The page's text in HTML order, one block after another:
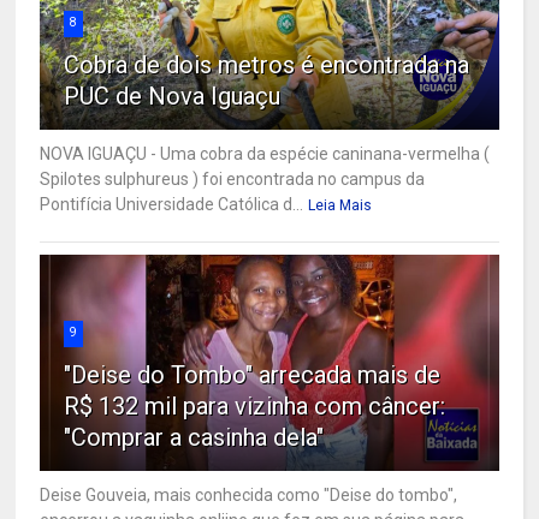
8
Cobra de dois metros é encontrada na
PUC de Nova Iguaçu
NOVA IGUAÇU - Uma cobra da espécie caninana-vermelha (
Spilotes sulphureus ) foi encontrada no campus da
Pontifícia Universidade Católica d...
Leia Mais
9
"Deise do Tombo" arrecada mais de
R$ 132 mil para vizinha com câncer:
"Comprar a casinha dela"
Deise Gouveia, mais conhecida como "Deise do tombo",